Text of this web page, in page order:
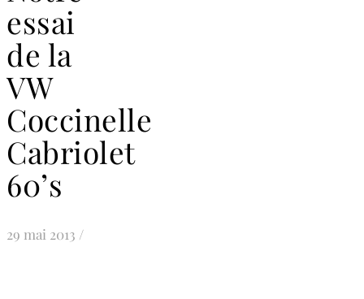
essai
de la
VW
Coccinelle
Cabriolet
60’s
29 mai 2013 /